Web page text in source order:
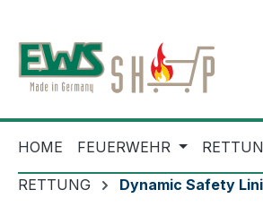
HOME FEUERWEHR
RETTUNG Dynamic Safety